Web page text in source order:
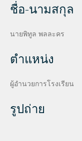
ชื่อ-นามสกุล
นายพิทูล พลละคร
ตำแหน่ง
ผู้อำนวยการโรงเรียน
รูปถ่าย